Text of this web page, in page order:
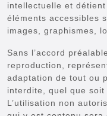
intellectuelle et
éléments accessibles
images, graphismes,
Sans l’accord
reproduction,
adaptation de tout ou
interdite, quel que soit
L’utilisation non